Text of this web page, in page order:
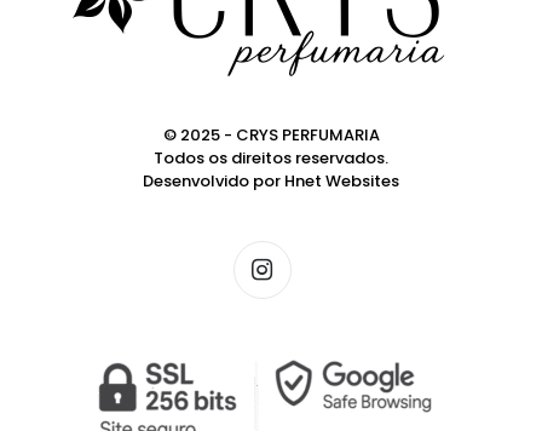
© 2025 - CRYS PERFUMARIA
Todos os direitos reservados.
Desenvolvido por Hnet Websites